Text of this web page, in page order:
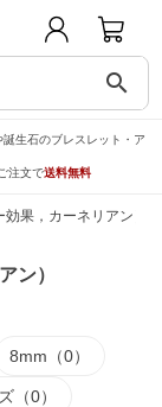
search
生石のブレスレット・ア
注文で送料無料
果，カーネリアン）
ン）
8mm（0）
（0）